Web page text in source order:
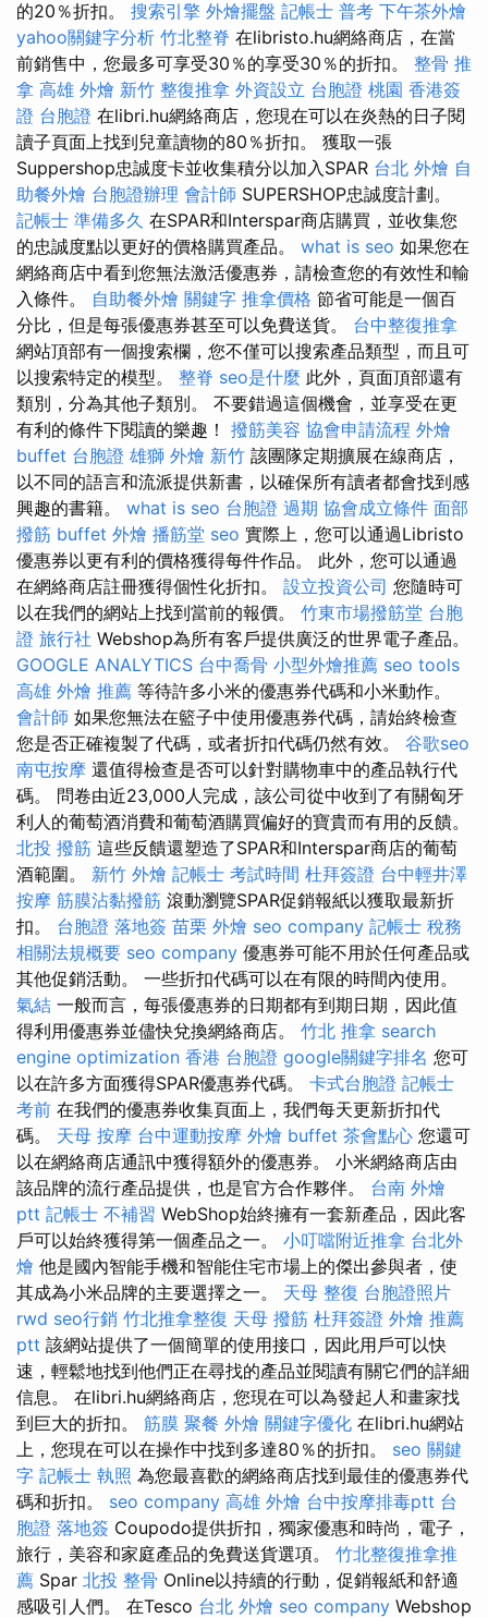
的20％折扣。 搜索引擎 外燴擺盤 記帳士 普考 下午茶外燴
yahoo關鍵字分析 竹北整脊 在libristo.hu網絡商店，在當
前銷售中，您最多可享受30％的享受30％的折扣。 整骨 推
拿 高雄 外燴 新竹 整復推拿 外資設立 台胞證 桃園 香港簽
證 台胞證 在libri.hu網絡商店，您現在可以在炎熱的日子閱
讀子頁面上找到兒童讀物的80％折扣。 獲取一張
Suppershop忠誠度卡並收集積分以加入SPAR 台北 外燴 自
助餐外燴 台胞證辦理 會計師 SUPERSHOP忠誠度計劃。
記帳士 準備多久 在SPAR和Interspar商店購買，並收集您
的忠誠度點以更好的價格購買產品。 what is seo 如果您在
網絡商店中看到您無法激活優惠券，請檢查您的有效性和輸
入條件。 自助餐外燴 關鍵字 推拿價格 節省可能是一個百
分比，但是每張優惠券甚至可以免費送貨。 台中整復推拿
網站頂部有一個搜索欄，您不僅可以搜索產品類型，而且可
以搜索特定的模型。 整脊 seo是什麼 此外，頁面頂部還有
類別，分為其他子類別。 不要錯過這個機會，並享受在更
有利的條件下閱讀的樂趣！ 撥筋美容 協會申請流程 外燴
buffet 台胞證 雄獅 外燴 新竹 該團隊定期擴展在線商店，
以不同的語言和流派提供新書，以確保所有讀者都會找到感
興趣的書籍。 what is seo 台胞證 過期 協會成立條件 面部
撥筋 buffet 外燴 播筋堂 seo 實際上，您可以通過Libristo
優惠券以更有利的價格獲得每件作品。 此外，您可以通過
在網絡商店註冊獲得個性化折扣。 設立投資公司 您隨時可
以在我們的網站上找到當前的報價。 竹東市場撥筋堂 台胞
證 旅行社 Webshop為所有客戶提供廣泛的世界電子產品。
GOOGLE ANALYTICS 台中喬骨 小型外燴推薦 seo tools
高雄 外燴 推薦 等待許多小米的優惠券代碼和小米動作。
會計師 如果您無法在籃子中使用優惠券代碼，請始終檢查
您是否正確複製了代碼，或者折扣代碼仍然有效。 谷歌seo
南屯按摩 還值得檢查是否可以針對購物車中的產品執行代
碼。 問卷由近23,000人完成，該公司從中收到了有關匈牙
利人的葡萄酒消費和葡萄酒購買偏好的寶貴而有用的反饋。
北投 撥筋 這些反饋還塑造了SPAR和Interspar商店的葡萄
酒範圍。 新竹 外燴 記帳士 考試時間 杜拜簽證 台中輕井澤
按摩 筋膜沾黏撥筋 滾動瀏覽SPAR促銷報紙以獲取最新折
扣。 台胞證 落地簽 苗栗 外燴 seo company 記帳士 稅務
相關法規概要 seo company 優惠券可能不用於任何產品或
其他促銷活動。 一些折扣代碼可以在有限的時間內使用。
氣結 一般而言，每張優惠券的日期都有到期日期，因此值
得利用優惠券並儘快兌換網絡商店。 竹北 推拿 search
engine optimization 香港 台胞證 google關鍵字排名 您可
以在許多方面獲得SPAR優惠券代碼。 卡式台胞證 記帳士
考前 在我們的優惠券收集頁面上，我們每天更新折扣代
碼。 天母 按摩 台中運動按摩 外燴 buffet 茶會點心 您還可
以在網絡商店通訊中獲得額外的優惠券。 小米網絡商店由
該品牌的流行產品提供，也是官方合作夥伴。 台南 外燴
ptt 記帳士 不補習 WebShop始終擁有一套新產品，因此客
戶可以始終獲得第一個產品之一。 小叮噹附近推拿 台北外
燴 他是國內智能手機和智能住宅市場上的傑出參與者，使
其成為小米品牌的主要選擇之一。 天母 整復 台胞證照片
rwd seo行銷 竹北推拿整復 天母 撥筋 杜拜簽證 外燴 推薦
ptt 該網站提供了一個簡單的使用接口，因此用戶可以快
速，輕鬆地找到他們正在尋找的產品並閱讀有關它們的詳細
信息。 在libri.hu網絡商店，您現在可以為發起人和畫家找
到巨大的折扣。 筋膜 聚餐 外燴 關鍵字優化 在libri.hu網站
上，您現在可以在操作中找到多達80％的折扣。 seo 關鍵
字 記帳士 執照 為您最喜歡的網絡商店找到最佳的優惠券代
碼和折扣。 seo company 高雄 外燴 台中按摩排毒ptt 台
胞證 落地簽 Coupodo提供折扣，獨家優惠和時尚，電子，
旅行，美容和家庭產品的免費送貨選項。 竹北整復推拿推
薦 Spar 北投 整骨 Online以持續的行動，促銷報紙和舒適
感吸引人們。 在Tesco 台北 外燴 seo company Webshop